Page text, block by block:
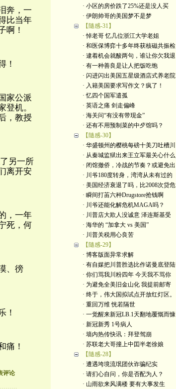
奔，一
比当年
啊！
！
家公派
机。
，教授
另一所
离开安
，一年
死，何
、徬
！
痛！
评论
· 小区的房价跌了25%还是没人买
· 伊朗帅哥的美国梦不是梦
【隨感-31】
· 悼老哥 忆几位浙江大学老姐
· 和医保博弈十多年终获核磁共振检
· 逮着机会就酸两句，谁让你欠我退
· 有一种善良是让人把饭吃饱
· 闪进闪出美国五星级酒店式养老院
· 入籍美国要求写作文？疯了！
· 忆四个国军遣孤
· 英语之痛 剑走偏峰
· 海关问“有没有带现金”
· 还有不用预制菜的中歺馆吗？
【隨感-30】
· 华盛顿州的樱桃每磅十美刀吐槽川
· 从秦城监狱出来王立军最关心什么
· 闭馆撤侨，冷战的节奏？或避免出
· 川爷180度转身，湾湾从未有过的
· 美国经济衰退了吗，比2008次贷危
· 瞬间打苖六种Drugstore抢钱啊
· 川爷还能化解危机MAGA吗？
· 川普店大欺人没诚意 泽连斯基受
· 海华的 “加拿大 vs 美国”
· 川普关税用心良苦
【隨感-29】
· 博客版面异常求解
· 有自媒把川普胜选比作诺曼底登陆
· 你们骂我川粉四年 今天我不骂你
· 为避免全美旧金山化 我提前邮寄
· 终于，伟大国拟试点开放红灯区。
· 重回万维 恍若隔世
· 一觉醒来新冠LB.1天翻地覆慨而慷
· 新冠新秀 1号病人
· 墙内热传快讯：拜登驾崩
· 苏联老大哥撞上中囯半老徐娘
【隨感-28】
· 遭遇垮境流氓团伙诈骗纪实
· 请扪心自问，你是否配为人？
· 山雨欲来风满楼 要有大事发生